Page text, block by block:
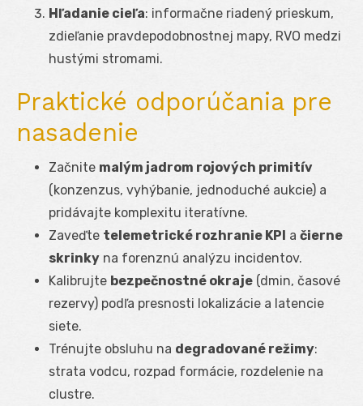
Hľadanie cieľa: informačne riadený prieskum,
zdieľanie pravdepodobnostnej mapy, RVO medzi
hustými stromami.
Praktické odporúčania pre
nasadenie
Začnite malým jadrom rojových primitív
(konzenzus, vyhýbanie, jednoduché aukcie) a
pridávajte komplexitu iteratívne.
Zaveďte telemetrické rozhranie KPI a čierne
skrinky na forenznú analýzu incidentov.
Kalibrujte bezpečnostné okraje (d min, časové
rezervy) podľa presnosti lokalizácie a latencie
siete.
Trénujte obsluhu na degradované režimy:
strata vodcu, rozpad formácie, rozdelenie na
clustre.